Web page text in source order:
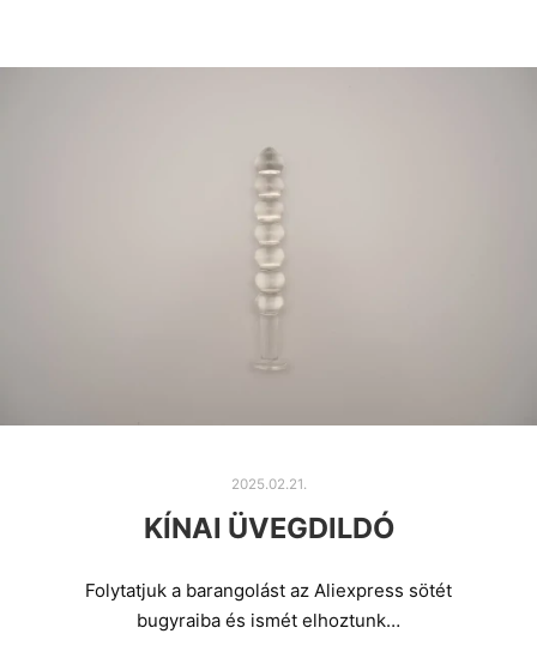
2025.02.21.
KÍNAI ÜVEGDILDÓ
Folytatjuk a barangolást az Aliexpress sötét
bugyraiba és ismét elhoztunk…